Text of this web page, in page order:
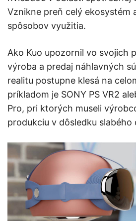
Vznikne preň celý ekosystém
spôsobov využitia.
Ako Kuo upozornil vo svojich
výroba a predaj náhlavných
realitu postupne klesá na
príkladom je SONY PS VR2
Pro, pri ktorých museli
produkciu v dôsledku slabého